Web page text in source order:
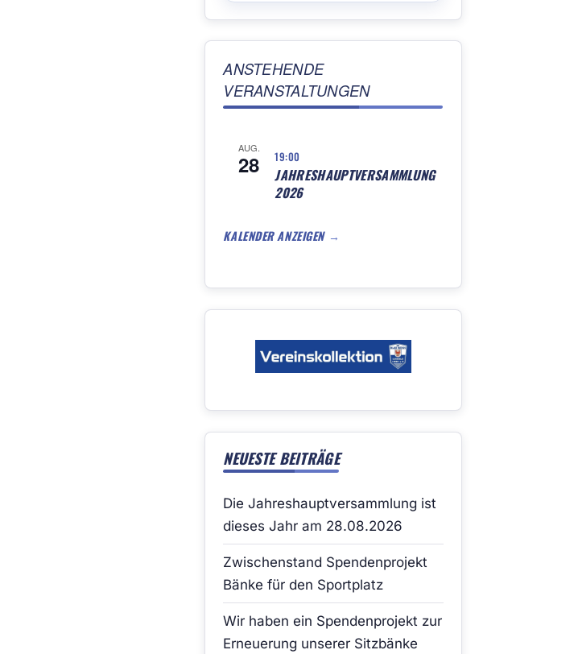
ANSTEHENDE
VERANSTALTUNGEN
AUG.
28 19:00
JAHRESHAUPTVERSAMMLUNG
2026
KALENDER ANZEIGEN
NEUESTE BEITRÄGE
Die Jahreshauptversammlung ist
dieses Jahr am 28.08.2026
Zwischenstand Spendenprojekt
Bänke für den Sportplatz
Wir haben ein Spendenprojekt zur
Erneuerung unserer Sitzbänke